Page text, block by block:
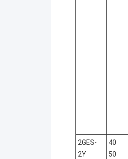
2GES-
2Y
40
50